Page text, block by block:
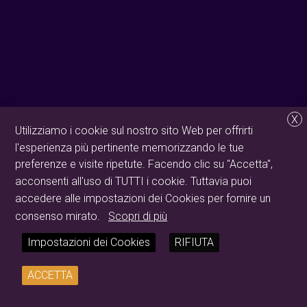
X
Utilizziamo i cookie sul nostro sito Web per offrirti
l'esperienza più pertinente memorizzando le tue
preferenze e visite ripetute. Facendo clic su "Accetta",
acconsenti all'uso di TUTTI i cookie. Tuttavia puoi
accedere alle impostazioni dei Cookies per fornire un
consenso mirato.
Scopri di più
Impostazioni dei Cookies
RIFIUTA
ACCETTA